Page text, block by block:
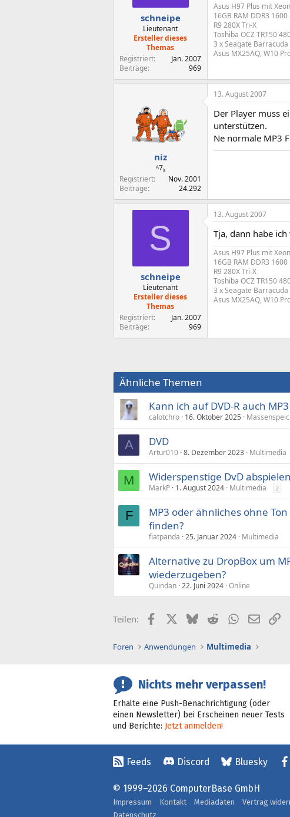
schneipe
Lieutenant
Ersteller dieses
Themas
Registriert
Jan. 2007
Beiträge
969
Asus H97 Plus mit
16GB RAM DDR3
R9 280X Tri-X
Toshiba OCZ TR150
3 x Seagate Barracuda
Asus MX25AQ, W10
niz
ᴬ7ᵪ
Registriert
Nov. 2001
Beiträge
24.292
13. August 2007
Der Player muss
unterstützen.
Ne normale MP3
S
schneipe
Lieutenant
Ersteller dieses
Themas
Registriert
Jan. 2007
Beiträge
969
13. August 2007
Tja, dann habe
Asus H97 Plus mit
16GB RAM DDR3
R9 280X Tri-X
Toshiba OCZ TR150
3 x Seagate Barracuda
Asus MX25AQ, W10
Ähnliche Themen
Kann ich auf DVD-R auch
calotchro 16. Oktober 2025
A DVD
Artur010 8. Dezember 2023 Multimedia
M Widerspenstige DvD abspielen
MarkP 1. August 2024 Multimedia 2
F
MP3 oder ähnliches ohne
finden?
fiatpanda 25. Januar 2024 Multimedia
Alternative zu DropBox um
wiederzugeben?
Quindan 22. Juni 2024 Online
Teilen: FacebookX (Twitter)
BlueskyRedditWhatsApp
E-Mail
Foren Anwendungen Multimedia
Nichts mehr verpassen!
Erhalte eine Push-Benachrichtigung (oder
einen Newsletter) bei Erscheinen neuer Tests
und Berichte: Jetzt anmelden!
Feeds Discord Bluesky
© 1999–2026 ComputerBase GmbH
Impressum Kontakt Mediadaten Vertrag
Datenschutz